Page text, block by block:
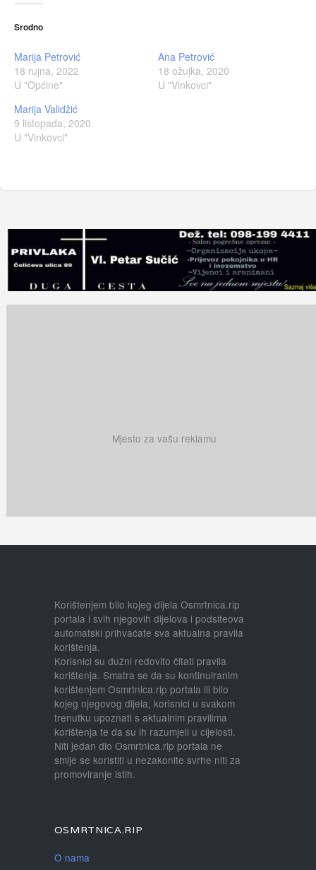
Srodno
Marija Petrović
18 rujna, 2022
U "Općine"
Ana Petrović
18 ožujka, 2020
U "Vinkovci"
Marija Validžić
9 listopada, 2020
U "Vinkovci"
Mjesto za vašu reklamu
Korištenjem bilo kojeg dijela Osmrtnica.rip
portala i svih njegovih dijelova i podsiteova
automatski prihvaćate sva aktualna pravila
korištenja.
Korisnici su dužni redovito čitati pravila
korištenja. Smatra se da su kontinuiranim
korištenjem Osmrtnica.rip portala ili bilo
kojeg njegovog dijela, korisnici u svakom
trenutku upoznati s aktualnim pravilima
korištenja te da su ih razumjeli u cijelosti.
Niti jedan dio Osmrtnica.rip portala ne
smije se koristiti u nezakonite svrhe niti za
promoviranje istih.
OSMRTNICA.RIP
O nama